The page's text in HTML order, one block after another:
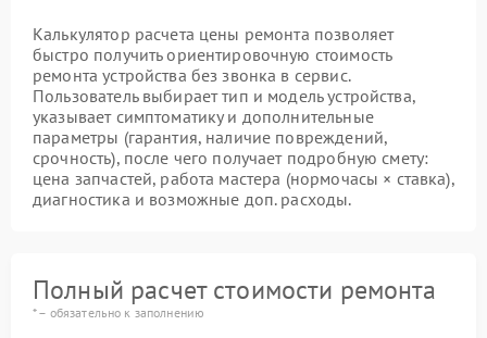
Калькулятор расчета цены ремонта позволяет
быстро получить ориентировочную стоимость
ремонта устройства без звонка в сервис.
Пользователь выбирает тип и модель устройства,
указывает симптоматику и дополнительные
параметры (гарантия, наличие повреждений,
срочность), после чего получает подробную смету:
цена запчастей, работа мастера (нормочасы × ставка),
диагностика и возможные доп. расходы.
Полный расчет стоимости ремонта
* – обязательно к заполнению